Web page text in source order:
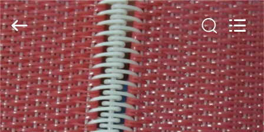
집
제
품
2020
-
2026
HUATAO
LOVER
LTD.
All
Rights
Reserved.